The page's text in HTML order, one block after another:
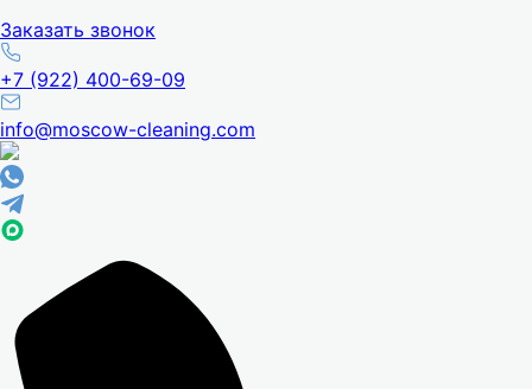
Заказать звонок
+7 (922) 400-69-09
info@moscow-cleaning.com